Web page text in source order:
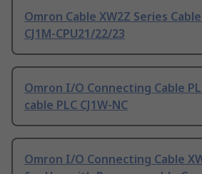
Omron Cable XW2Z Series
CJ1M-CPU21/22/23
Omron I/O Connecting Cable
cable PLC CJ1W-NC
Omron I/O Connecting Cable